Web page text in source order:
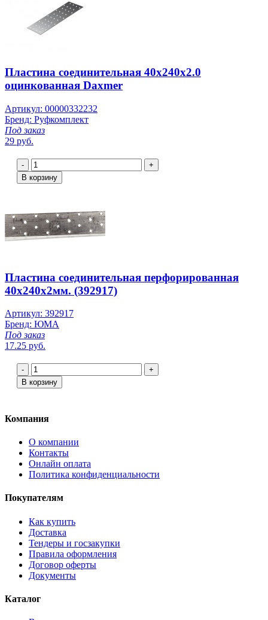
Пластина соединительная 40х240х2.0
оцинкованная Daxmer
Артикул: 00000332232
Бренд: Руфкомплект
Под заказ
29 руб.
-
+
В корзину
Пластина соединительная перфорированная
40х240х2мм. (392917)
Артикул: 392917
Бренд: ЮМА
Под заказ
17.25 руб.
-
+
В корзину
Компания
О компании
Контакты
Онлайн оплата
Политика конфиденциальности
Покупателям
Как купить
Доставка
Тендеры и госзакупки
Правила оформления
Договор оферты
Документы
Каталог